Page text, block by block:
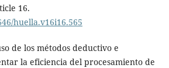
16.
huella.v16i16.565
de los métodos deductivo e
la eficiencia del procesamiento de